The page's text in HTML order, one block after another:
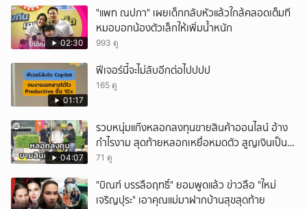
02:30
"แพท ณปภา" เผยเด็กกลับหัวแล้วใกล้คลอดเต็มที
หมอบอกน้องตัวเล็กให้เพิ่มน้ำหนัก
993 ดู
01:17
ฟีเจอร์นี้จะไม่ลับอีกต่อไปปปป
165 ดู
04:07
รวบหนุ่มแก๊งหลอกลงทุนขายสินค้าออนไลน์ อ้าง
กำไรงาม สุดท้ายหลอกเหยื่อหมดตัว สูญเงินเป็น
แสนบาท ยังให้การปฏิเสธ
71 ดู
"บิณฑ์ บรรลือฤทธิ์" ยอมพูดแล้ว ข่าวลือ "ใหม่
เจริญปุระ" เอาคุณแม่มาฝากบ้านสุขสุดท้าย